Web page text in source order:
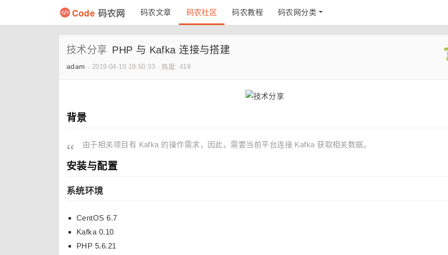
Code 码农网 码农文章 码农社区 码农教程 码农网分类
技术分享 PHP 与 Kafka 连接与搭建
adam · 2019-04-10 19:50:33 · 热度: 419
背景
由于相关项目有 Kafka 的操作需求，因此，需要当前平台连接 Kafka 获取相关数据。
安装与配置
系统环境
CentOS 6.7
Kafka 0.10
PHP 5.6.21